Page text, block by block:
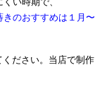
きのおすすめは１月〜
ださい。当店で制作